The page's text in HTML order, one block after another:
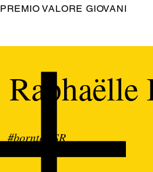
PREMIO VALORE GIOVANI
Raphaëlle
#borntoCSR